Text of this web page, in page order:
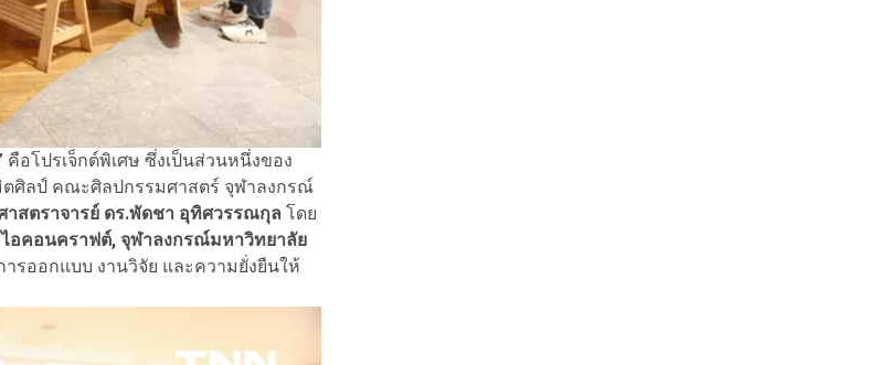
คือโปรเจ็กต์พิเศษ ซึ่งเป็นส่วนหนึ่งของ
ศิลป์ คณะศิลปกรรมศาสตร์ จุฬาลงกรณ์
าสตราจารย์ ดร.พัดชา อุทิศวรรณกุล โดย
ไอคอนคราฟต์, จุฬาลงกรณ์มหาวิทยาลัย
รออกแบบ งานวิจัย และความยั่งยืนให้